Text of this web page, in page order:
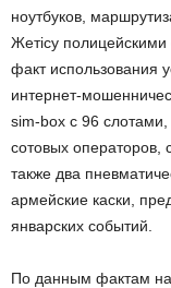
ноутбуков,
Жетісу
факт использования
интернет-
sim-box с 96 слотами,
сотовых операторов,
также два
армейские каски,
январских событий.
По данным фактам